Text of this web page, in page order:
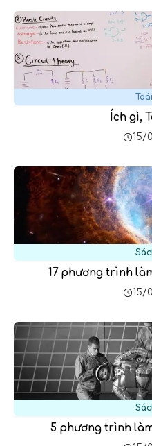
Ích gì,
15/
17 phương trình
15/
5 phương trình